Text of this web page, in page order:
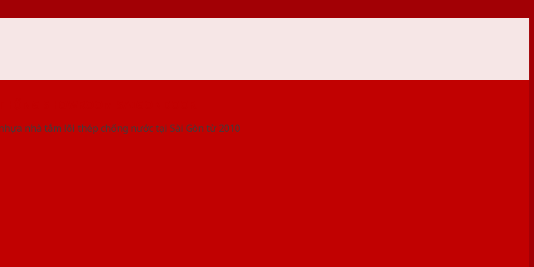
nhà tắm lõi thép chống nước tại Sài Gòn từ 2010